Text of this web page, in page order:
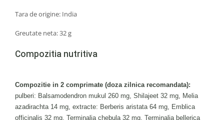
Tara de origine: India
Greutate neta: 32 g
Compozitia nutritiva
Compozitie in 2 comprimate (doza zilnica recomandata):
pulberi: Balsamodendron mukul 260 mg, Shilajeet 32 ​​mg, Melia
azadirachta 14 mg, extracte: Berberis aristata 64 mg, Emblica
officinalis 32 mg, Terminalia chebula 32 mg, Terminalia bellerica